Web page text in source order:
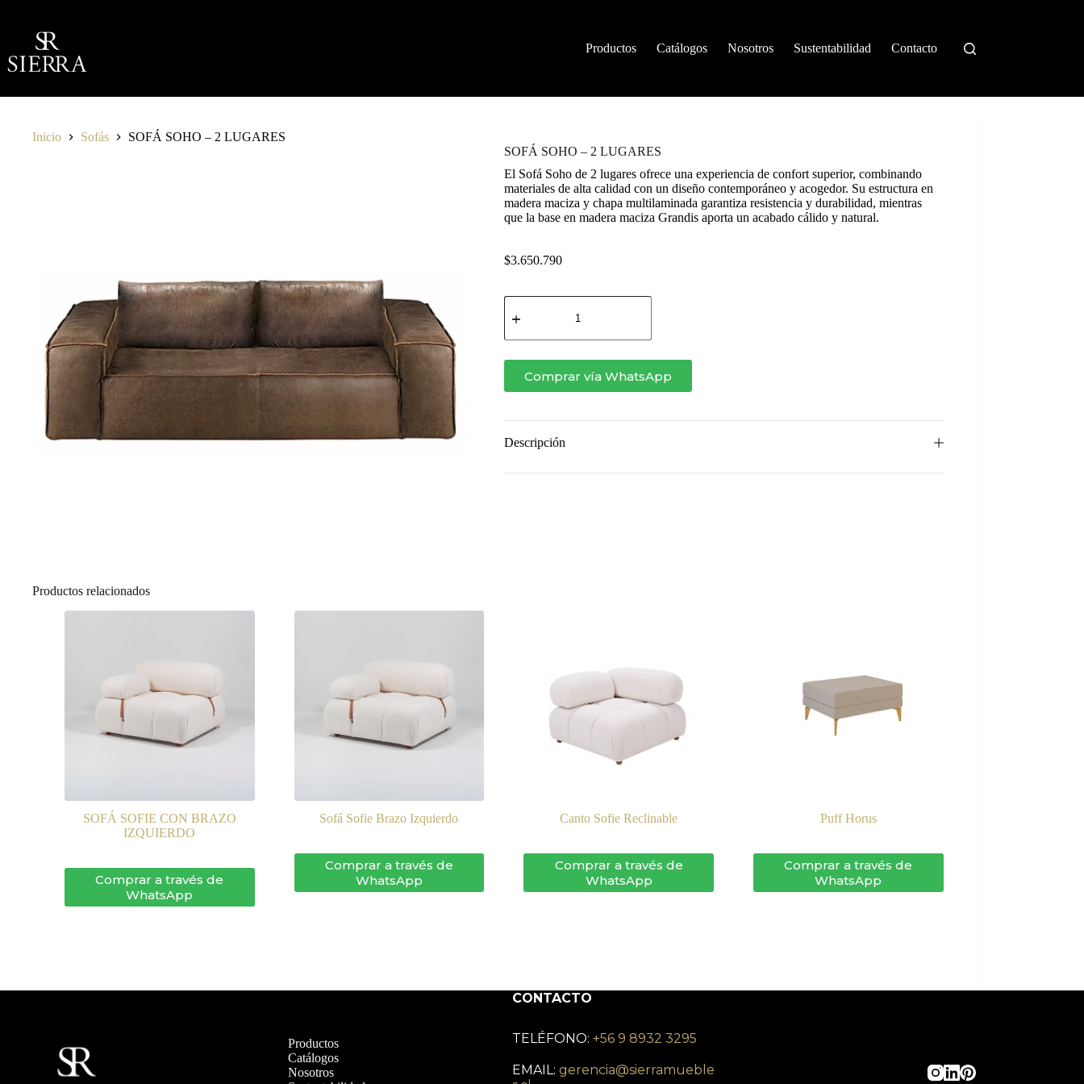
contenido
Productos
Catálogos Nosotros Sustentabilidad Contacto
Inicio Sofás
SOFÁ SOHO – 2 LUGARES
SOFÁ SOHO – 2 LUGARES
El Sofá Soho de 2 lugares ofrece una experiencia de confort superior, combinando
materiales de alta calidad con un diseño contemporáneo y acogedor. Su estructura en
madera maciza y chapa multilaminada garantiza resistencia y durabilidad, mientras
que la base en madera maciza Grandis aporta un acabado cálido y natural.
$3.650.790
SOFÁ
SOHO
2
LUGARES
cantidadComprar vía WhatsApp
Descripción
Productos relacionados
SOFÁ SOFIE CON BRAZO
IZQUIERDO
Comprar a través de
WhatsApp
Sofá Sofie Brazo Izquierdo
Comprar a través de
WhatsApp
Canto Sofie Reclinable
Comprar a través de
WhatsApp
Puff Horus
Comprar a través de
WhatsApp
Productos
Catálogos
Nosotros
CONTACTO
TELÉFONO: +56 9 8932 3295
EMAIL: gerencia@sierramueble